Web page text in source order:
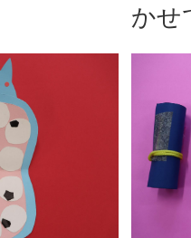
かせ